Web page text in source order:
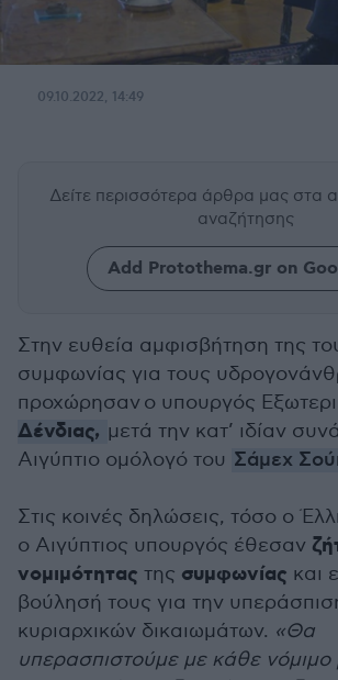
09.10.2022, 14:49
Δείτε περισσότερα άρθρα μας στα
αναζήτησης
Add Protothema.gr on
Στην ευθεία αμφισβήτηση της
συμφωνίας για τους
προχώρησαν ο υπουργός
Δένδιας, μετά την κατ’ ιδίαν
Αιγύπτιο ομόλογό του Σάμεχ
Στις κοινές δηλώσεις, τόσο ο
ο Αιγύπτιος υπουργός έθεσαν
νομιμότητας της συμφωνίας και
βούλησή τους για την
κυριαρχικών δικαιωμάτων. «Θα
υπερασπιστούμε με κάθε νόμιμο